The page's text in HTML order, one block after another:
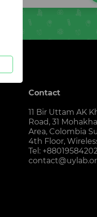
Contact
11 Bir Uttam AK
Road, 31
Area, Colombia
4th Floor,
Tel: